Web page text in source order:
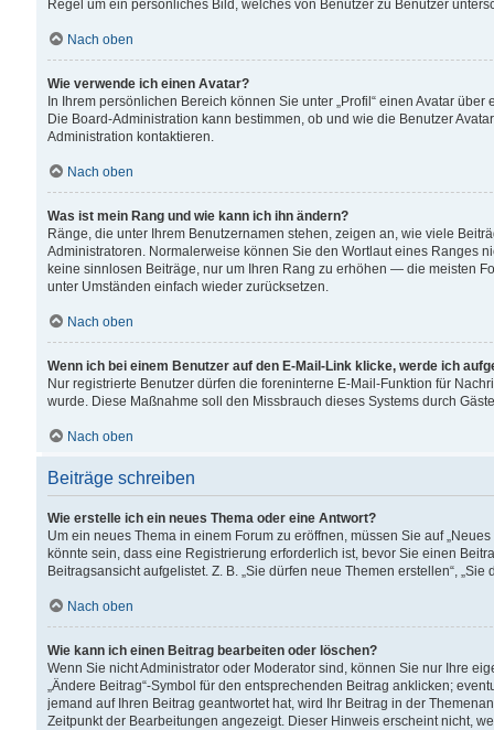
Regel um ein persönliches Bild, welches von Benutzer zu Benutzer
Nach oben
Wie verwende ich einen Avatar?
In Ihrem persönlichen Bereich können Sie unter „Profil“ einen Avatar
Die Board-Administration kann bestimmen, ob und wie die Benutzer
Administration kontaktieren.
Nach oben
Was ist mein Rang und wie kann ich ihn ändern?
Ränge, die unter Ihrem Benutzernamen stehen, zeigen an, wie viele
Administratoren. Normalerweise können Sie den Wortlaut eines Ranges
keine sinnlosen Beiträge, nur um Ihren Rang zu erhöhen — die meisten
unter Umständen einfach wieder zurücksetzen.
Nach oben
Wenn ich bei einem Benutzer auf den E-Mail-Link klicke, werde ich
Nur registrierte Benutzer dürfen die foreninterne E-Mail-Funktion für
wurde. Diese Maßnahme soll den Missbrauch dieses Systems durch
Nach oben
Beiträge schreiben
Wie erstelle ich ein neues Thema oder eine Antwort?
Um ein neues Thema in einem Forum zu eröffnen, müssen Sie auf
könnte sein, dass eine Registrierung erforderlich ist, bevor Sie einen
Beitragsansicht aufgelistet. Z. B. „Sie dürfen neue Themen erstellen“,
Nach oben
Wie kann ich einen Beitrag bearbeiten oder löschen?
Wenn Sie nicht Administrator oder Moderator sind, können Sie nur Ihre
„Ändere Beitrag“-Symbol für den entsprechenden Beitrag anklicken;
jemand auf Ihren Beitrag geantwortet hat, wird Ihr Beitrag in der
Zeitpunkt der Bearbeitungen angezeigt. Dieser Hinweis erscheint nicht,